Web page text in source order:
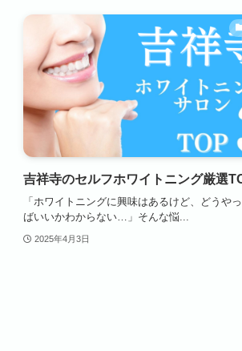
吉祥寺のセルフホワイトニング厳選
「ホワイトニングに興味はあるけど、どうや
ばいいかわからない…」そんな悩...
2025年4月3日